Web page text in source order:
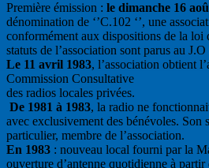
Première émission : le dimanche 16
dénomination de ‘’C.102 ‘’, une
conformément aux dispositions de la
statuts de l’association sont parus au J.O
Le 11 avril 1983, l’association obtient
Commission Consultative
des radios locales privées.
De 1981 à 1983, la radio ne
avec exclusivement des bénévoles. Son
particulier, membre de l’association.
En 1983 : nouveau local fourni par la
ouverture d’antenne quotidienne à